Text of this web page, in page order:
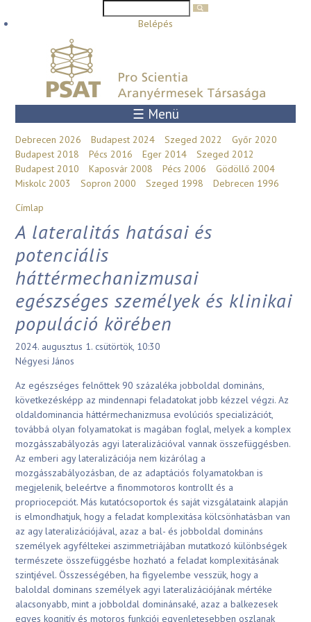
Ugrás a tartalomra
Belépés
☰ Menü
Debrecen 2026 Budapest 2024 Szeged 2022
Győr 2020
Budapest 2018
Pécs 2016 Eger 2014
Szeged 2012
Budapest 2010
Kaposvár 2008 Pécs 2006
Gödöllő 2004
Miskolc 2003
Sopron 2000 Szeged 1998 Debrecen 1996
Jelenlegi hely
Címlap
A lateralitás hatásai és
potenciális
háttérmechanizmusai
egészséges személyek és klinikai
populáció körében
2024. augusztus 1. csütörtök, 10:30
Négyesi János
Az egészséges felnőttek 90 százaléka jobboldal domináns,
következésképp az mindennapi feladatokat jobb kézzel végzi. Az
oldaldominancia háttérmechanizmusa evolúciós specializációt,
továbbá olyan folyamatokat is magában foglal, melyek a komplex
mozgásszabályozás agyi lateralizációval vannak összefüggésben.
Az emberi agy lateralizációja nem kizárólag a
mozgásszabályozásban, de az adaptációs folyamatokban is
megjelenik, beleértve a finommotoros kontrollt és a
propriocepciót. Más kutatócsoportok és saját vizsgálataink alapján
is elmondhatjuk, hogy a feladat komplexitása kölcsönhatásban van
az agy lateralizációjával, azaz a bal- és jobboldal domináns
személyek agyféltekei aszimmetriájában mutatkozó különbségek
természete összefüggésbe hozható a feladat komplexitásának
szintjével. Összességében, ha figyelembe vesszük, hogy a
baloldal dominans személyek agyi lateralizációjának mértéke
alacsonyabb, mint a jobboldal dominánsaké, azaz a balkezesek
egyes kognitív és motoros funkciói egyenletesebben oszlanak